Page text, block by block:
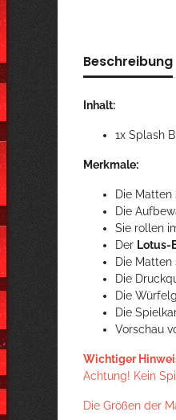
Beschreibung
Inhalt:
1x Splash
Merkmale:
Die Matten
Die
Sie rollen
Der Lotus-
Die Matten
Die
Die
Die
Vorschau
Wichtiger
Achtung! Kein
Die Größen der